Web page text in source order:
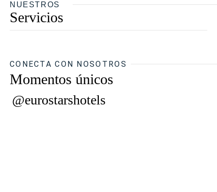
NUESTROS
Servicios
CONECTA CON NOSOTROS
Momentos únicos
@eurostarshotels